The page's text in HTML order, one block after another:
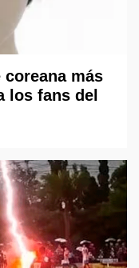
más
los fans del